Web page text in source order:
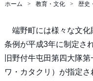
ホーム 教育・文化 歴史
端野町には様々な文化
条例が平成3年に制定さ
旧野付牛屯田第四大隊
ワ・カタクリ）が指定